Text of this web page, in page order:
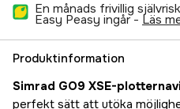
En månads frivillig
Easy Peasy ingår - läs
Produktinformation
Simrad GO9 XSE-
perfekt sätt att utöka